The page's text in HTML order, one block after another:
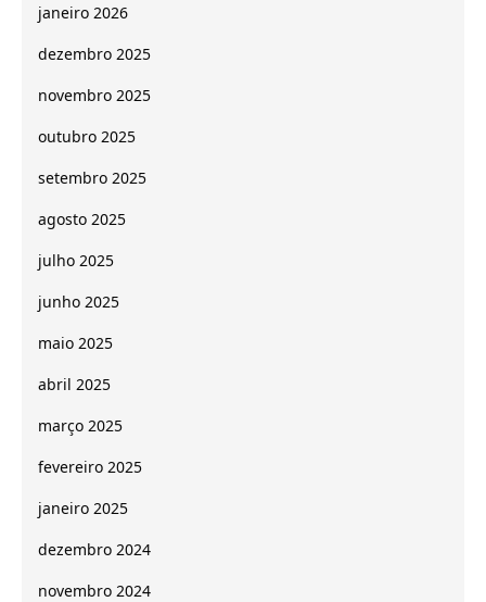
janeiro 2026
dezembro 2025
novembro 2025
outubro 2025
setembro 2025
agosto 2025
julho 2025
junho 2025
maio 2025
abril 2025
março 2025
fevereiro 2025
janeiro 2025
dezembro 2024
novembro 2024